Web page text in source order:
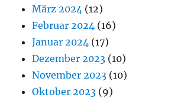
März 2024 (12)
Februar 2024 (16)
Januar 2024 (17)
Dezember 2023 (10)
November 2023 (10)
Oktober 2023 (9)